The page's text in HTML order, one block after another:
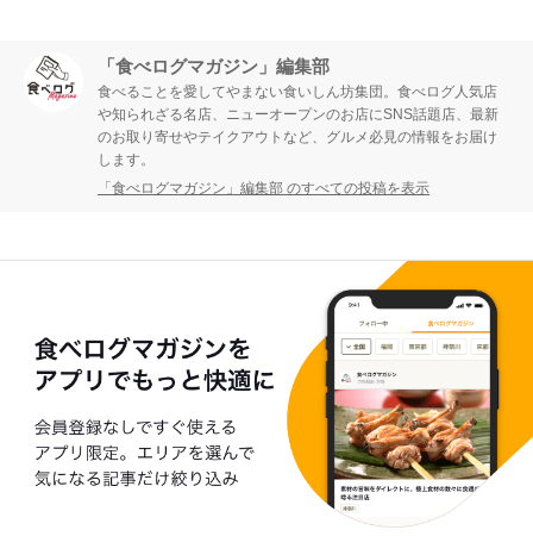
「食べログマガジン」編集部
食べることを愛してやまない食いしん坊集団。食べログ人気店
や知られざる名店、ニューオープンのお店にSNS話題店、最新
のお取り寄せやテイクアウトなど、グルメ必見の情報をお届け
します。
「食べログマガジン」編集部 のすべての投稿を表示